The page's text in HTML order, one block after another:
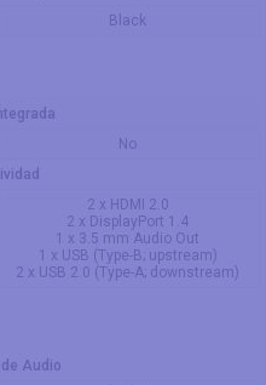
Black
No
2 x HDMI 2.0
2 x DisplayPort 1.4
1 x 3.5 mm Audio Out
1 x USB (Type-B; upstream)
2 x USB 2.0 (Type-A; downstream)
Audio